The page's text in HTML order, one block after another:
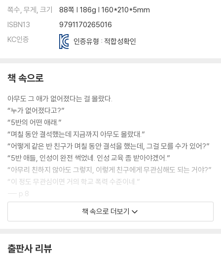
쪽수, 무게, 크기
88쪽 | 186g | 160*210*5mm
ISBN13
9791170265016
KC인증
인증유형 : 적합성확인
책 속으로
아무도 그 애가 없어졌다는 걸 몰랐다.
“누가 없어졌다고?”
“5반의 어떤 애래.”
“며칠 동안 결석했는데 지금까지 아무도 몰랐대.”
“어떻게 같은 반 친구가 며칠 동안 결석을 했는데, 그걸 모를 수가 있어?”
“5반 애들, 인성이 완전 썩었네. 인성 교육 좀 받아야겠어.”
“아무리 친하지 않아도 그렇지, 이렇게 친구에게 무관심해도 되는 거야?”
“이 정도 무관심이면 거의 학교 폭력 수준이네.”
--- p.8
나를 포함해서 우리 반 애들은 좀 억울했다. 우리가 그 애더러 학교에 오지
--- p.9
책 속으로 더보기
출판사 리뷰